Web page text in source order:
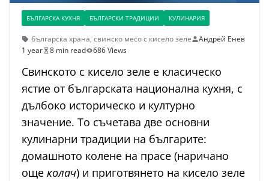
БЪЛГАРСКА КУХНЯ БЪЛГАРСКИ ТРАДИЦИИ КУЛИНАРИЯ
българска храна, свинско месо с кисело зеле
Андрей Енев
1 year
8 min read 686 Views
Свинското с кисело зеле е класическо
ястие от българската национална кухня, с
дълбоко историческо и културно
значение. То съчетава две основни
кулинарни традиции на българите:
домашното колене на прасе (наричано
още колач) и приготвянето на кисело зеле